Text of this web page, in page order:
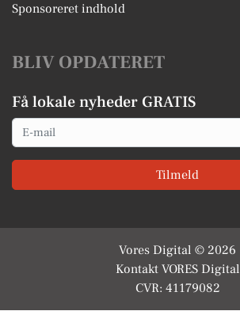
Sponsoreret indhold
BLIV OPDATERET
Få lokale nyheder GRATIS
Email
Tilmeld
Vores Digital © 2026
Kontakt VORES Digital
CVR: 41179082